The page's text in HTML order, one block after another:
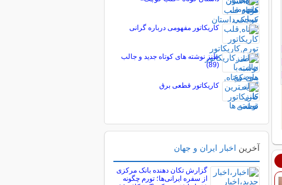
کاریکاتور مفهومی درباره گرانی
طنز نوشته های کوتاه جدید و جالب
(89)
کاریکاتور قطعی برق
آخرین اخبار ایران و جهان
گزارش تکان‌ دهنده بانک مرکزی
از سفره ایرانی‌ها؛ تورم چگونه